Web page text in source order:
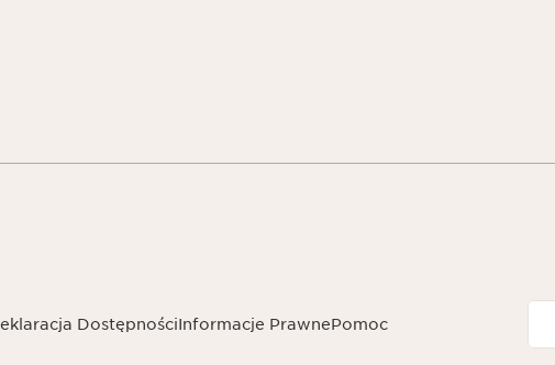
DostępnościInformacje PrawnePomoc
Navigates to